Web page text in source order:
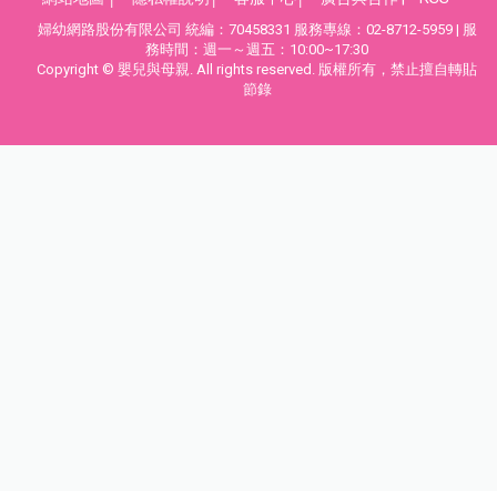
婦幼網路股份有限公司 統編：70458331 服務專線：02-8712-5959 | 服
務時間：週一～週五：10:00~17:30
Copyright © 嬰兒與母親. All rights reserved. 版權所有，禁止擅自轉貼
節錄